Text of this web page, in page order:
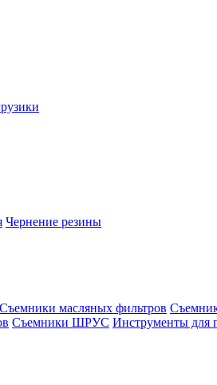
Чернение резины
Съемники масляных фильтров
Съемники ШРУС Инструменты для